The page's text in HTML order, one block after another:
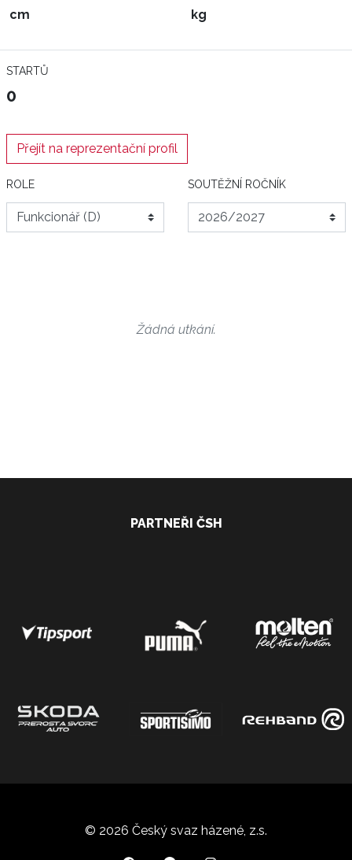
cm kg
STARTŮ
0
Přejít na reprezentační profil
ROLE SOUTĚŽNÍ ROČNÍK
Žádná utkání.
PARTNEŘI ČSH
© 2026 Český svaz házené, z.s.